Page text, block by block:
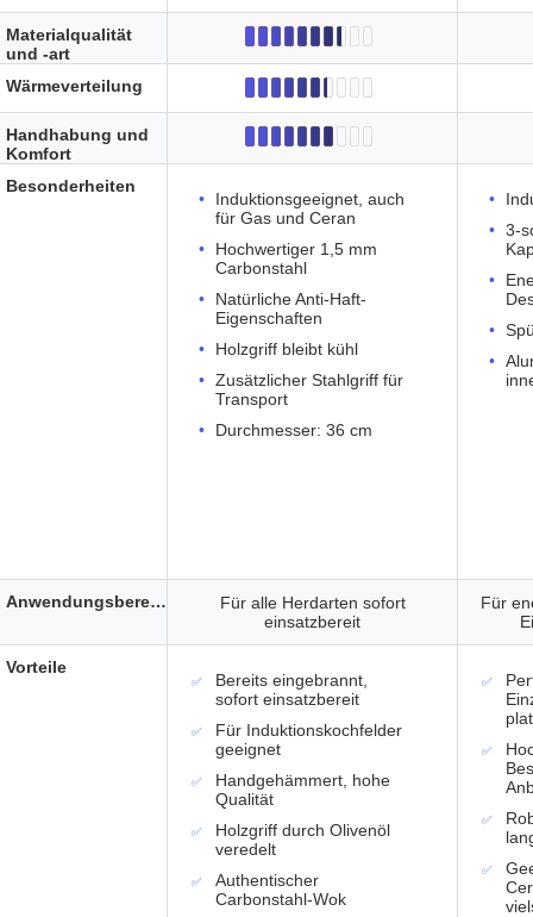
Induktionsgeeignet, auch
für Gas und Ceran
Hochwertiger 1,5 mm
Carbonstahl
Natürliche Anti-Haft-
Eigenschaften
Holzgriff bleibt kühl
Zusätzlicher Stahlgriff für
Transport
Durchmesser: 36 cm
3-
Für alle Herdarten sofort
einsatzbereit
Für
Bereits eingebrannt,
sofort einsatzbereit
Für Induktionskochfelder
geeignet
Handgehämmert, hohe
Qualität
Holzgriff durch Olivenöl
veredelt
Authentischer
Carbonstahl-Wok
Materialqualität
und -art
Wärmeverteilung
Handhabung und
Komfort
Besonderheiten
Anwendungsbereich
Vorteile